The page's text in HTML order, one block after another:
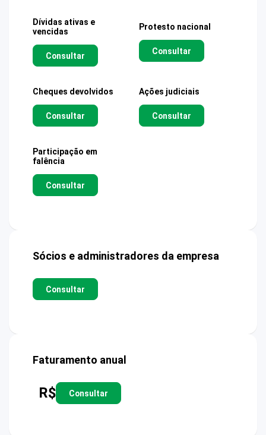
Dívidas ativas e
vencidas
Consultar
Protesto nacional
Consultar
Cheques devolvidos
Consultar
Ações judiciais
Consultar
Participação em
falência
Consultar
Sócios e administradores da empresa
Consultar
Faturamento anual
R$ Consultar